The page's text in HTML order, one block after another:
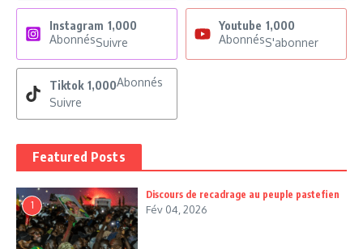
Instagram 1,000
AbonnésSuivre
Youtube 1,000
AbonnésS'abonner
Tiktok 1,000Abonnés
Suivre
Featured Posts
1
Discours de recadrage au peuple pastefien
Fév 04, 2026